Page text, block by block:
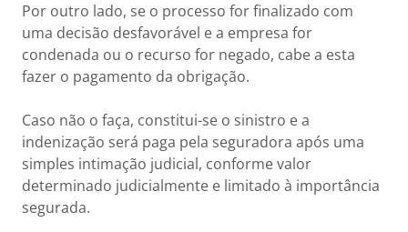
Por outro lado, se o processo for finalizado com
uma decisão desfavorável e a empresa for
condenada ou o recurso for negado, cabe a esta
fazer o pagamento da obrigação.
Caso não o faça, constitui-se o sinistro e a
indenização será paga pela seguradora após uma
simples intimação judicial, conforme valor
determinado judicialmente e limitado à importância
segurada.